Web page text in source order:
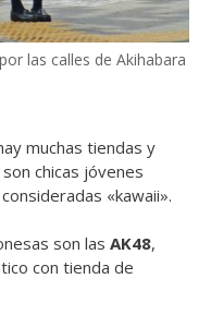
las calles de Akihabara
muchas tiendas y
son chicas jóvenes
«kawaii».
son las AK48,
con tienda de